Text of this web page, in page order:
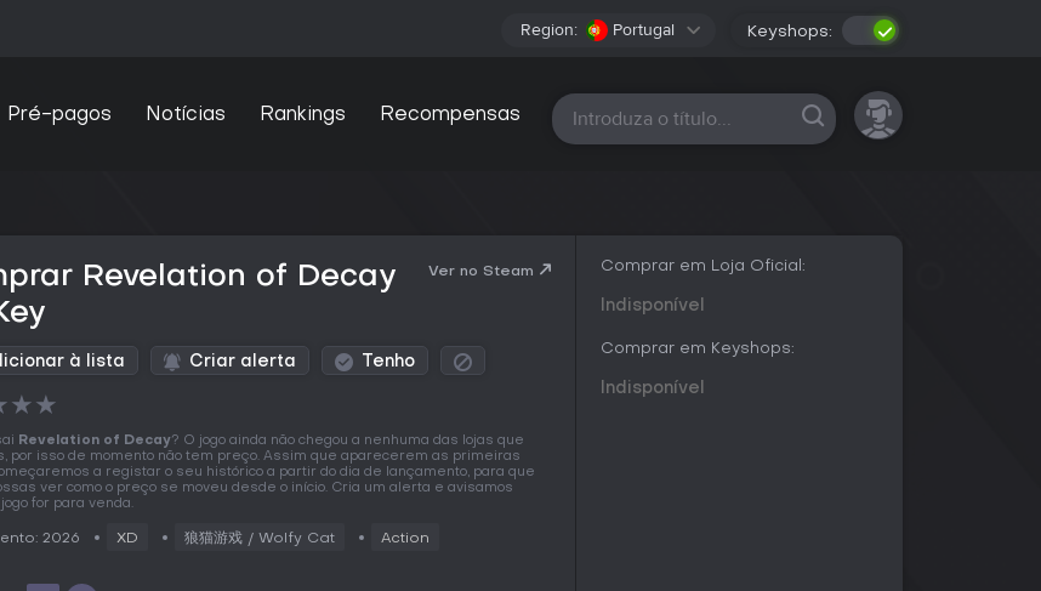
Region: Portugal Keyshops:
Pré-pagos Notícias Rankings Recompensas Todas as plataformas
Revelation of Decay
Ver no Steam
à lista Criar alerta Tenho
★★
Revelation of Decay? O jogo ainda não chegou a nenhuma das lojas que
por isso de momento não tem preço. Assim que aparecerem as primeiras
a registar o seu histórico a partir do dia de lançamento, para que
ver como o preço se moveu desde o início. Cria um alerta e avisamos
for para venda.
2026 XD 狼猫游戏 / Wolfy Cat Action
Comprar em Loja Oficial:
Indisponível
Comprar em Keyshops:
Indisponível